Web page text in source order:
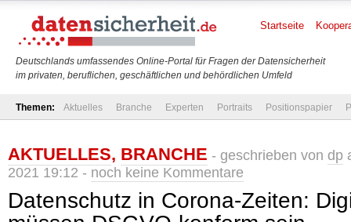
Deutschlands umfassendes Online-Portal für Fragen der Datensicherheit
im privaten, beruflichen, geschäftlichen und behördlichen Umfeld
Startseite
Themen: Aktuelles Branche Experten Portraits Positionspapier
AKTUELLES, BRANCHE - geschrieben von dp
2021 19:12 - noch keine Kommentare
Datenschutz in Corona-Zeiten: